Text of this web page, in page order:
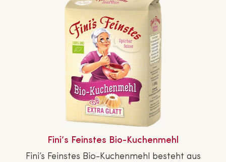
Fini’s Feinstes Bio-Ku­chen­mehl
Fini’s Feinstes Bio-Ku­chen­mehl besteht aus